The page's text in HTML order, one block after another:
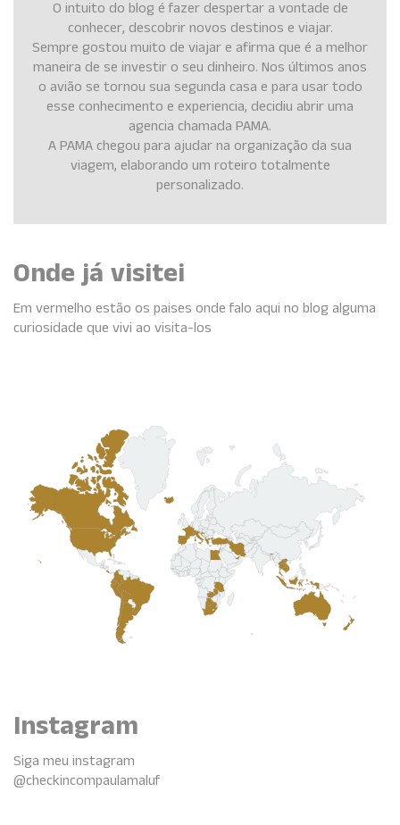
O intuito do blog é fazer despertar a vontade de
conhecer, descobrir novos destinos e viajar.
Sempre gostou muito de viajar e afirma que é a melhor
maneira de se investir o seu dinheiro. Nos últimos anos
o avião se tornou sua segunda casa e para usar todo
esse conhecimento e experiencia, decidiu abrir uma
agencia chamada PAMA.
A PAMA chegou para ajudar na organização da sua
viagem, elaborando um roteiro totalmente
personalizado.
Onde já visitei
Em vermelho estão os paises onde falo aqui no blog alguma
curiosidade que vivi ao visita-los
Instagram
Siga meu instagram
@checkincompaulamaluf